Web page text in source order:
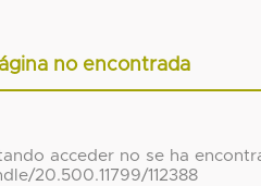
no encontrada
acceder no se ha
20.500.11799/112388